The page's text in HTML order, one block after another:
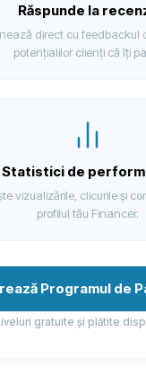
Răspunde la
direct cu feedbackul
potențialilor clienți că îți
Statistici de
vizualizările, clicurile și
profilul tău Financer.
Programul de
gratuite și plătite